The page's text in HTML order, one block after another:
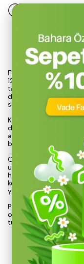
Evolite markasının
125 cm uzunluğu ile
tasarlanmıştır. Yüksek
deformasyona karşı
sayesinde hareket
Kemerin elastik yapısı,
dahi sıkma hissi
alabilir özelliği,
bırakmadan günlük
Özel çift taraflı plastik
uyum sağlarken, metal
havaalanları ve metal
kemer, doğa sporları
yanı sıra, günlük
Patentli tasarımı, acil
olarak da işlev görme
türlü kıyafetle uyum sa